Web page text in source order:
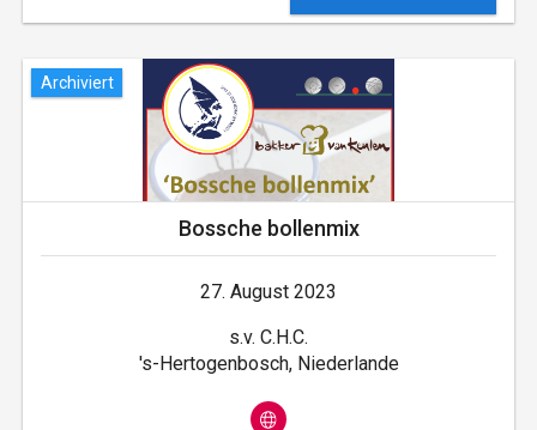
Archiviert
Bossche bollenmix
27. August 2023
s.v. C.H.C.
's-Hertogenbosch, Niederlande